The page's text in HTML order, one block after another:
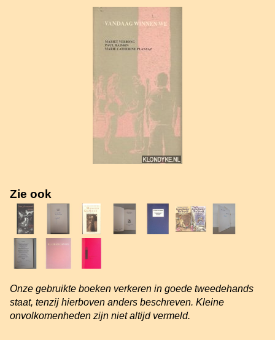
Zie ook
Onze gebruikte boeken verkeren in goede tweedehands
staat, tenzij hierboven anders beschreven. Kleine
onvolkomenheden zijn niet altijd vermeld.